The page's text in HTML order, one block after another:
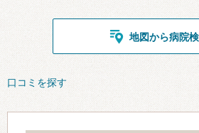
地図から病院
口コミを探す